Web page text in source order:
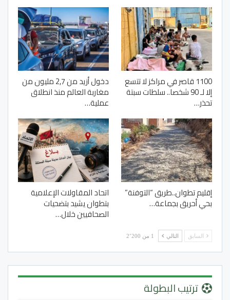
1100 قاصر في مراكز لا تتسع
إلا لـ 90 شخصا.. سلطات سبتة
تحذر…
دخول أزيد من 2,7 مليون من
مغاربة العالم منذ انطلاق
عملية…
إقليم تطوان..طريق “التوفنة”
بحي أحريق بجماعة…
اتحاد المقاولات الإعلامية
بتطوان يشيد بتضحيات
الصحافيين خلال…
السابق التالي 1 من 2٬200
ترتيب البطولة